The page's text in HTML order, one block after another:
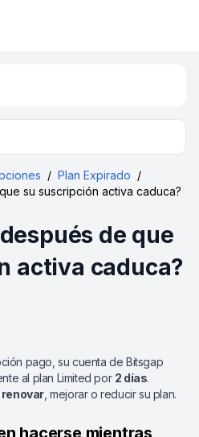
/ Plan Expirado /
su suscripción activa caduca?
de que
activa caduca?
pago, su cuenta de Bitsgap
al plan Limited por 2 días.
renovar , mejorar o reducir su plan.
hacerse mientras